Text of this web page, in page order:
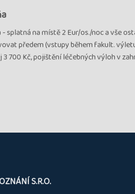
splatná na místě 2 Eur/os./noc a vše
předem (vstupy během fakult.
700 Kč, pojištění léčebných výloh v
S.R.O.